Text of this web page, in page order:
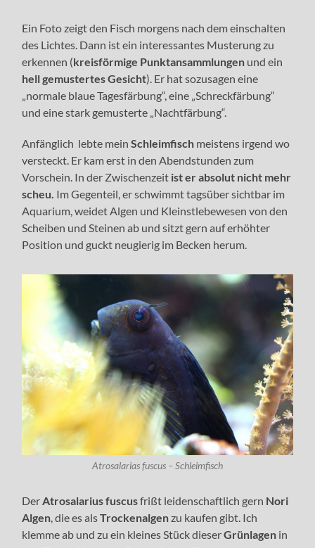
Ein Foto zeigt den Fisch morgens nach dem einschalten
des Lichtes. Dann ist ein interessantes Musterung zu
erkennen (kreisförmige Punktansammlungen und ein
hell gemustertes Gesicht). Er hat sozusagen eine
„normale blaue Tagesfärbung“, eine „Schreckfärbung“
und eine stark gemusterte „Nachtfärbung“.
Anfänglich lebte mein Schleimfisch meistens irgend wo
versteckt. Er kam erst in den Abendstunden zum
Vorschein. In der Zwischenzeit ist er absolut nicht mehr
scheu. Im Gegenteil, er schwimmt tagsüber sichtbar im
Aquarium, weidet Algen und Kleinstlebewesen von den
Scheiben und Steinen ab und sitzt gern auf erhöhter
Position und guckt neugierig im Becken herum.
Atrosalarias fuscus – Schleimfisch
Der Atrosalariusfuscusfrißt leidenschaftlich gern Nori
Algen , die es alsTrockenalgenzu kaufen gibt. Ich
klemme ab und zu ein kleines Stück dieserGrünlagen in